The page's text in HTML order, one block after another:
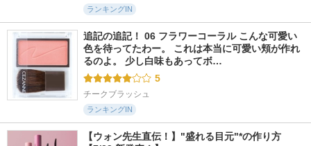
ランキングIN
追記の追記！ 06 フラワーコーラル こんな可愛い
色を待ってたわー。 これは本当に可愛い頬が作れ
るのよ。 少し白味もあってボ…
5
チークブラッシュ
ランキングIN
【ウォン先生直伝！】"盛れる目元"*の作り方